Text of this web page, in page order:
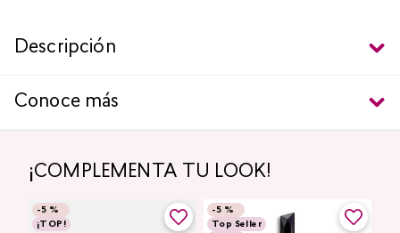
Descripción
Conoce más
¡COMPLEMENTA TU LOOK!
-5 %
¡TOP!
-5 %
Top Seller